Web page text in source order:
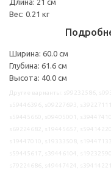
Вес: 0.21 кг
Ширина: 60.0 см
Глубина: 61.6 см
Высота: 40.0 см